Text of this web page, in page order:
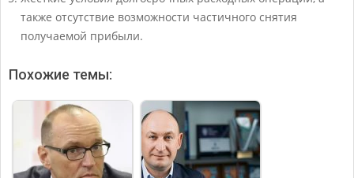
также отсутствие возможности частичного снятия
получаемой прибыли.
Похожие темы: